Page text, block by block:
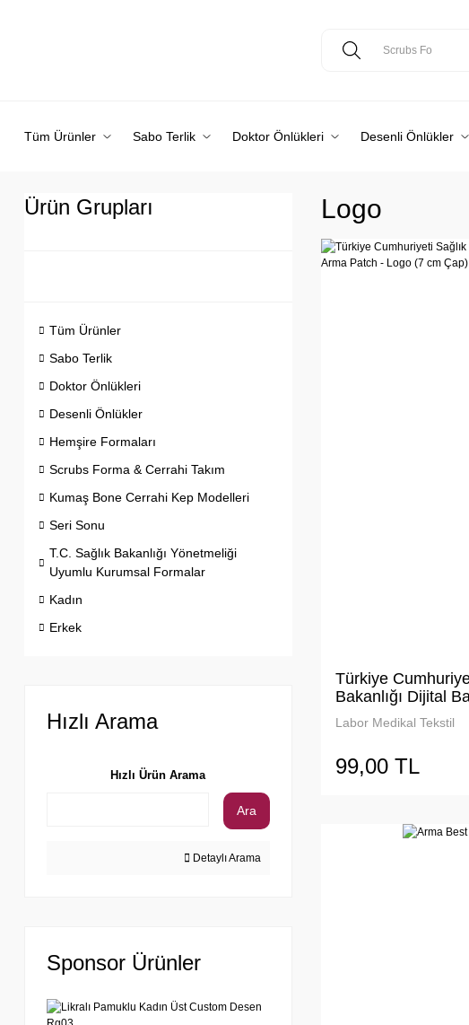
Tüm Ürünler Sabo Terlik Doktor Önlükleri Desenli Önlükler
Ürün Grupları
Tüm Ürünler
Sabo Terlik
Doktor Önlükleri
Desenli Önlükler
Hemşire Formaları
Scrubs Forma & Cerrahi Takım
Kumaş Bone Cerrahi Kep Modelleri
Seri Sonu
T.C. Sağlık Bakanlığı Yönetmeliği
Uyumlu Kurumsal Formalar
Kadın
Erkek
Hızlı Arama
Hızlı Ürün Arama
Ara
Detaylı Arama
Sponsor Ürünler
Logo
Türkiye
Bakanlığı Dijital
Patch - Logo (7 cm
Labor Medikal Tekstil
99,00 TL